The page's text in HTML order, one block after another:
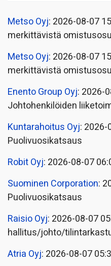
Metso Oyj: 2026-08-07
merkittävistä
Metso Oyj: 2026-08-07
merkittävistä
Enento Group Oyj: 2026-
Johtohenkilöiden
Kuntarahoitus Oyj: 2026-
Puolivuosikatsaus
Robit Oyj: 2026-08-07
Suominen Corporation:
Puolivuosikatsaus
Raisio Oyj: 2026-08-07
hallitus/johto/
Atria Oyj: 2026-08-07